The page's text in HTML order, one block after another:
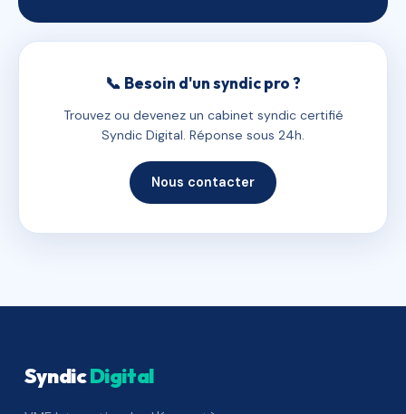
📞 Besoin d'un syndic pro ?
Trouvez ou devenez un cabinet syndic certifié
Syndic Digital. Réponse sous 24h.
Nous contacter
SyndicDigital